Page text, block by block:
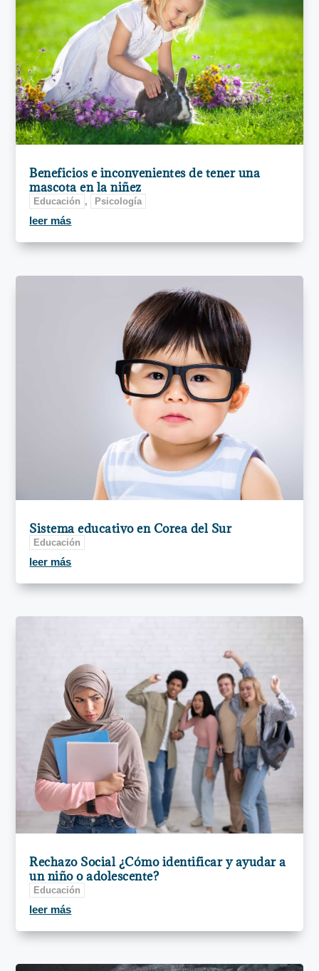
Beneficios e inconvenientes de tener una
mascota en la niñez
Educación , Psicología
leer más
Sistema educativo en Corea del Sur
Educación
leer más
Rechazo Social ¿Cómo identificar y ayudar a
un niño o adolescente?
Educación
leer más